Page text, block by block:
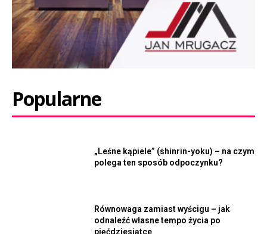
Popularne
„Leśne kąpiele” (shinrin-yoku) – na czym
polega ten sposób odpoczynku?
Równowaga zamiast wyścigu – jak
odnaleźć własne tempo życia po
pięćdziesiątce